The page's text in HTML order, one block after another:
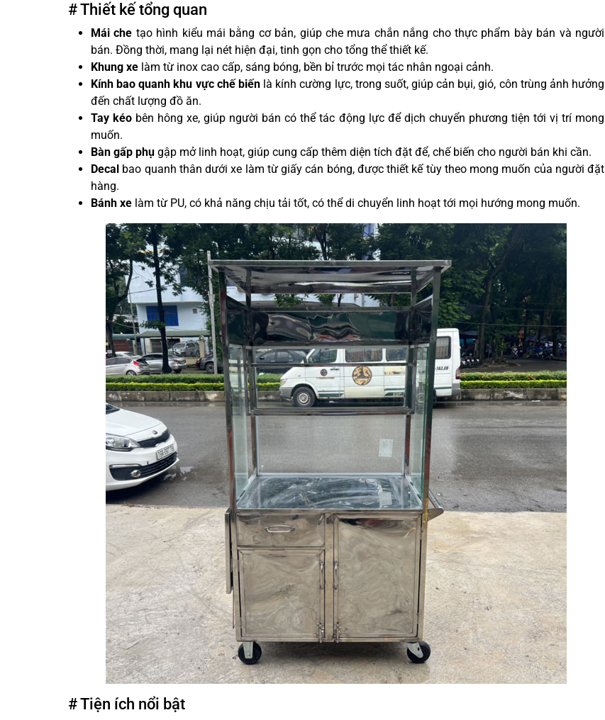
# Thiết kế tổng quan
Mái che tạo hình kiểu mái bằng cơ bản, giúp che mưa chắn nắng cho thực phẩm bày bán và người
bán. Đồng thời, mang lại nét hiện đại, tinh gọn cho tổng thể thiết kế.
Khung xe làm từ inox cao cấp, sáng bóng, bền bỉ trước mọi tác nhân ngoại cảnh.
Kính bao quanh khu vực chế biến là kính cường lực, trong suốt, giúp cản bụi, gió, côn trùng ảnh hưởng
đến chất lượng đồ ăn.
Tay kéo bên hông xe, giúp người bán có thể tác động lực để dịch chuyển phương tiện tới vị trí mong
muốn.
Bàn gấp phụ gập mở linh hoạt, giúp cung cấp thêm diện tích đặt để, chế biến cho người bán khi cần.
Decal bao quanh thân dưới xe làm từ giấy cán bóng, được thiết kế tùy theo mong muốn của người đặt
hàng.
Bánh xe làm từ PU, có khả năng chịu tải tốt, có thể di chuyển linh hoạt tới mọi hướng mong muốn.
# Tiện ích nổi bật